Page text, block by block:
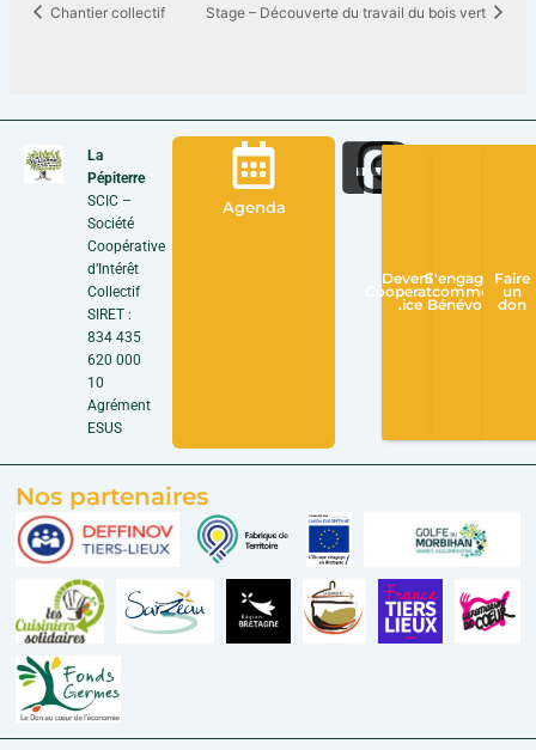
Chantier collectif Stage – Découverte du travail du bois vert
La
Pépiterre
SCIC –
Société
Coopérative
d’Intérêt
Collectif
SIRET :
834 435
620 000
10
Agrément
ESUS
Agenda
Devenir
Cooperateur
.ice
S'engager
comme
Bénévole
Faire
un
don
Nos partenaires